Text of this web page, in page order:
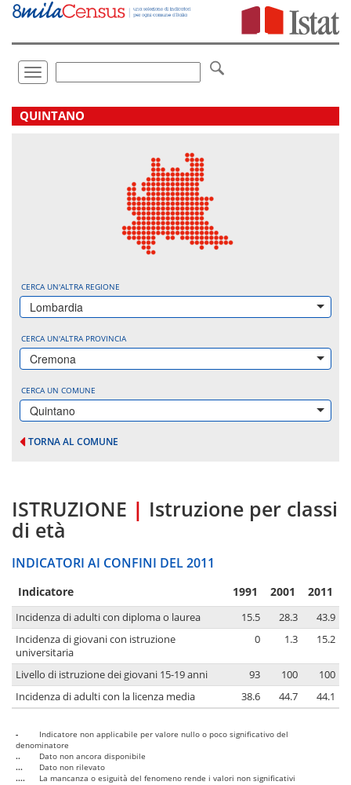
Vai
direttamente
Toggle
navigation
.
QUINTANO
CERCA UN'ALTRA REGIONE
Lombardia
CERCA UN'ALTRA PROVINCIA
Cremona
CERCA UN COMUNE
Quintano
TORNA AL COMUNE
ISTRUZIONE | Istruzione per classi
di età
INDICATORI AI CONFINI DEL 2011
Indicatore 1991 2001 2011
Incidenza di adulti con diploma o laurea 15.5 28.3
43.9
Incidenza di giovani con istruzione
universitaria
0 1.3 15.2
Livello di istruzione dei giovani 15-19 anni 93 100
100
Incidenza di adulti con la licenza media
38.6 44.7 44.1
-
Indicatore non applicabile per valore nullo o poco significativo del
denominatore
..
Dato non ancora disponibile
...
Dato non rilevato
....
La mancanza o esiguità del fenomeno rende i valori non significativi